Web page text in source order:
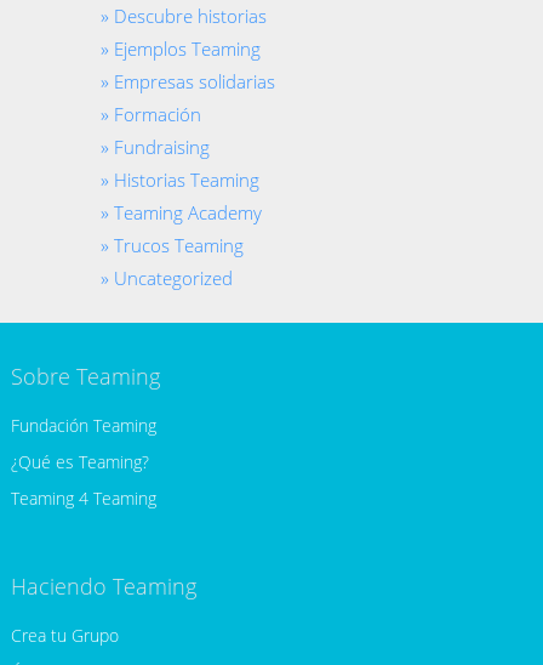
Descubre historias
Ejemplos Teaming
Empresas solidarias
Formación
Fundraising
Historias Teaming
Teaming Academy
Trucos Teaming
Uncategorized
Sobre Teaming
Fundación Teaming
¿Qué es Teaming?
Teaming 4 Teaming
Haciendo Teaming
Crea tu Grupo